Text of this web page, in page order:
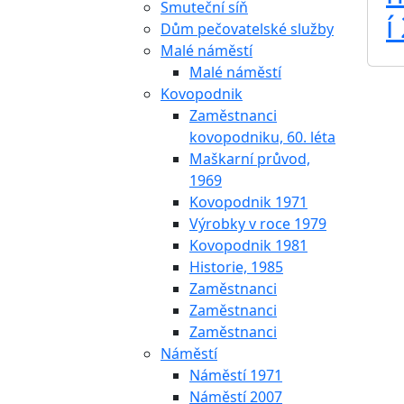
í
Smuteční síň
Dům pečovatelské služby
Malé náměstí
Malé náměstí
Kovopodnik
Zaměstnanci
kovopodniku, 60. léta
Maškarní průvod,
1969
Kovopodnik 1971
Výrobky v roce 1979
Kovopodnik 1981
Historie, 1985
Zaměstnanci
Zaměstnanci
Zaměstnanci
Náměstí
Náměstí 1971
Náměstí 2007